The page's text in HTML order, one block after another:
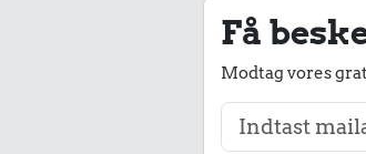
Få
Modtag vores